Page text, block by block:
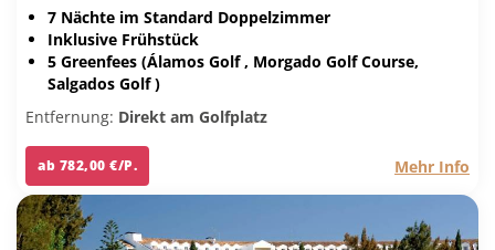
7 Nächte im Standard Doppelzimmer
Inklusive Frühstück
5 Greenfees (Álamos Golf , Morgado Golf Course,
Salgados Golf )
Entfernung: Direkt am Golfplatz
ab 782,00 €/P. Mehr Info